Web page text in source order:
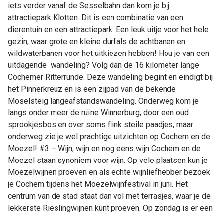
iets verder vanaf de Sesselbahn dan kom je bij
attractiepark Klotten. Dit is een combinatie van een
dierentuin en een attractiepark. Een leuk uitje voor het hele
gezin, waar grote en kleine durfals de achtbanen en
wildwaterbanen voor het uitkiezen hebben! Hou je van een
uitdagende wandeling? Volg dan de 16 kilometer lange
Cochemer Ritterrunde. Deze wandeling begint en eindigt bij
het Pinnerkreuz en is een zijpad van de bekende
Moselsteig langeafstandswandeling. Onderweg kom je
langs onder meer de ruïne Winnerburg, door een oud
sprookjesbos en over soms flink steile paadjes, maar
onderweg zie je wel prachtige uitzichten op Cochem en de
Moezel! #3 – Wijn, wijn en nog eens wijn Cochem en de
Moezel staan synoniem voor wijn. Op vele plaatsen kun je
Moezelwijnen proeven en als echte wijnliefhebber bezoek
je Cochem tijdens het Moezelwijnfestival in juni. Het
centrum van de stad staat dan vol met terrasjes, waar je de
lekkerste Rieslingwijnen kunt proeven. Op zondag is er een